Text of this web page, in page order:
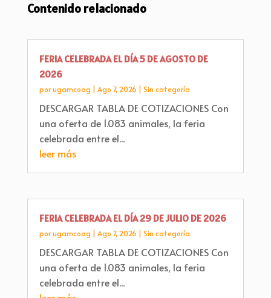
Contenido relacionado
FERIA CELEBRADA EL DÍA 5 DE AGOSTO DE
2026
porugamcoag Ago 7, 2026 Sin categoría
DESCARGAR TABLA DE COTIZACIONES Con
una oferta de 1.083 animales, la feria
celebrada entre el...
leer más
FERIA CELEBRADA EL DÍA 29 DE JULIO DE 2026
porugamcoag Ago 7, 2026 Sin categoría
DESCARGAR TABLA DE COTIZACIONES Con
una oferta de 1.083 animales, la feria
celebrada entre el...